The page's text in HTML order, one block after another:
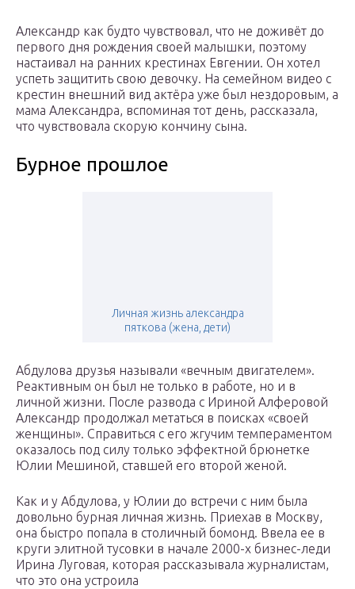
Александр как будто чувствовал, что не доживёт до
первого дня рождения своей малышки, поэтому
настаивал на ранних крестинах Евгении. Он хотел
успеть защитить свою девочку. На семейном видео с
крестин внешний вид актёра уже был нездоровым, а
мама Александра, вспоминая тот день, рассказала,
что чувствовала скорую кончину сына.
Бурное прошлое
Личная жизнь александра
пяткова (жена, дети)
Абдулова друзья называли «вечным двигателем».
Реактивным он был не только в работе, но и в
личной жизни. После развода c Ириной Алферовой
Александр продолжал метаться в поисках «своей
женщины». Справиться с его жгучим темпераментом
оказалось под силу только эффектной брюнетке
Юлии Мешиной, ставшей его второй женой.
Как и у Абдулова, у Юлии до встречи с ним была
довольно бурная личная жизнь. Приехав в Москву,
она быстро попала в столичный бомонд. Ввела ее в
круги элитной тусовки в начале 2000-х бизнес-леди
Ирина Луговая, которая рассказывала журналистам,
что это она устроила